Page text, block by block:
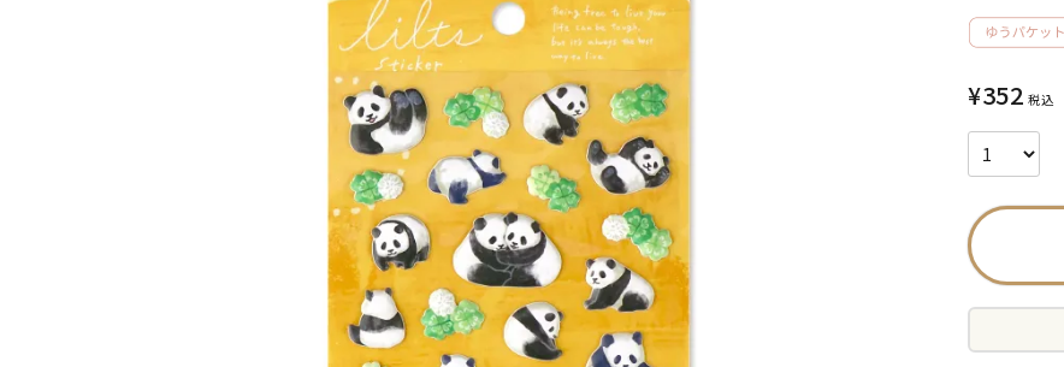
¥352 税込